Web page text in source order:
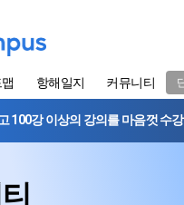
항해일지 커뮤니티
100강 이상의 강의를 마음껏 수